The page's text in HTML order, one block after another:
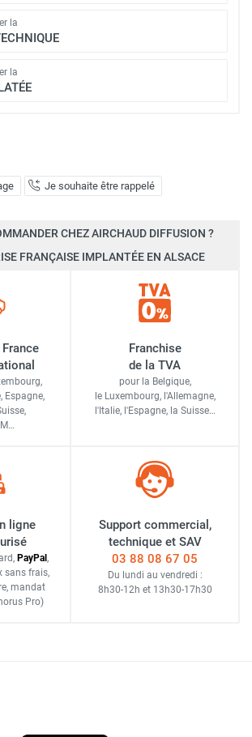
Je souhaite être rappelé
la
la
CHEZ AIRCHAUD DIFFUSION ?
FRANÇAISE IMPLANTÉE EN ALSACE
Espagne,
Franchise
de la TVA
pour la Belgique,
le Luxembourg, l'Allemagne,
l'Italie, l'Espagne, la Suisse…
ligne
PayPal ,
sans frais,
, mandat
Pro)
Support commercial,
technique et SAV
03 88 08 67 05
Du lundi au vendredi :
8h30-12h et 13h30-17h30